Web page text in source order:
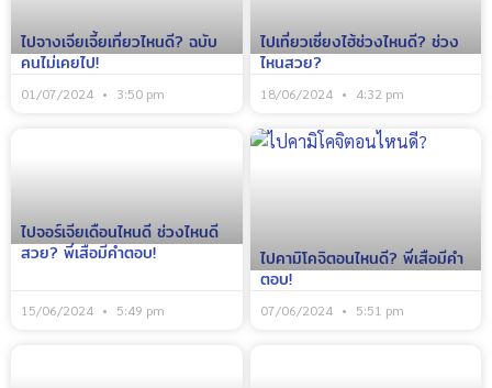
ไปจางเจียเจี้ยเที่ยวไหนดี? ฉบับ
คนไม่เคยไป!
01/07/2024 3:50 pm
ไปเที่ยวเซี่ยงไฮ้ช่วงไหนดี? ช่วง
ไหนสวย?
18/06/2024 4:32 pm
ไปจอร์เจียเดือนไหนดี ช่วงไหนดี
สวย? พี่เสือมีคำตอบ!
15/06/2024 5:49 pm
ไปคามิโคจิตอนไหนดี? พี่เสือมีคำ
ตอบ!
07/06/2024 5:51 pm